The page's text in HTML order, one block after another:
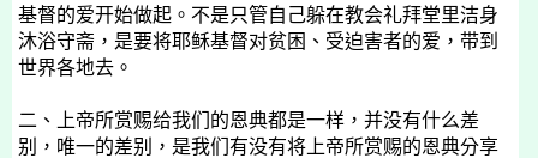
基督的爱开始做起。不是只管自己躲在教会礼拜堂里洁身
沐浴守斋，是要将耶稣基督对贫困、受迫害者的爱，带到
世界各地去。
二、上帝所赏赐给我们的恩典都是一样，并没有什么差
别，唯一的差别，是我们有没有将上帝所赏赐的恩典分享